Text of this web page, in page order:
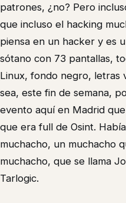
patrones, ¿no? Pero
que incluso el hacking
piensa en un hacker y es
sótano con 73 pantallas,
Linux, fondo negro, letras
sea, este fin de semana,
evento aquí en Madrid
que era full de Osint.
muchacho, un muchacho
muchacho, que se llama
Tarlogic.